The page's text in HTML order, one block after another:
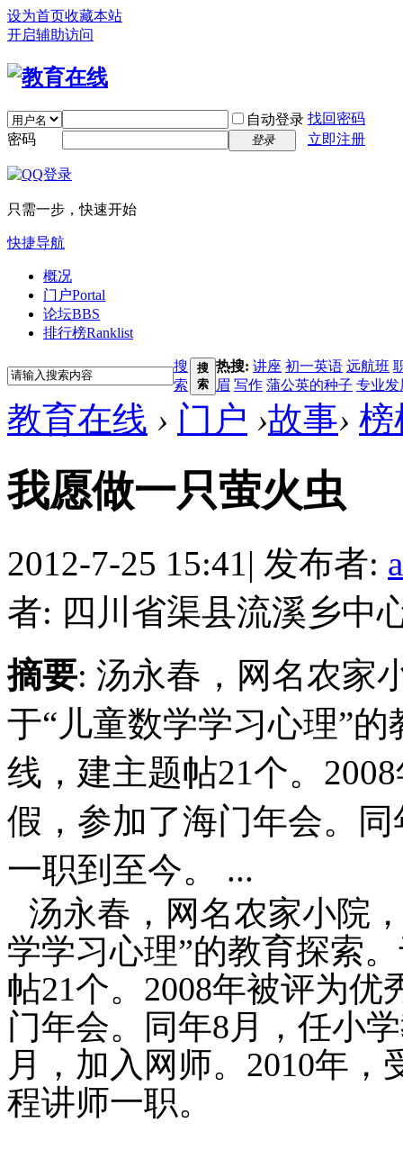
设为首页收藏本站
开启辅助访问
自动登录 找回密码
密码
登录 立即注册
只需一步，快速开始
快捷导航
概况
门户Portal
论坛BBS
排行榜Ranklist
搜
索
搜
索
热搜: 讲座 初一英语 远航班
眉 写作 蒲公英的种子 专业发
教育在线 › 门户 ›故事› 榜
我愿做一只萤火虫
2012-7-25 15:41| 发布者:
者: 四川省渠县流溪乡中
摘要: 汤永春，网名农家
于“儿童数学学习心理”
线，建主题帖21个。
假，参加了海门年会。
一职到至今。 ...
汤永春，网名农家小院
学学习心理”的教育探索
帖21个。 2008年被评为优
门年会。同年8月，任小
月，加入网师。 2010年，
程讲师一职。